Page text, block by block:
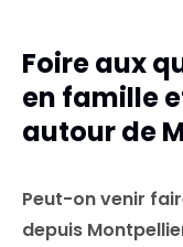
Foire aux
en famille
autour de
Peut-on venir
depuis